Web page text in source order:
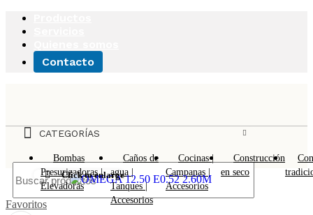
Contacto
Favoritos
CATEGORÍAS
Bombas
Presurizadoras |
Elevadoras
Caños de
agua |
Tanques |
Accesorios
Cocinas |
Campanas |
Accesorios
Construcción
en seco
Click to enlarge